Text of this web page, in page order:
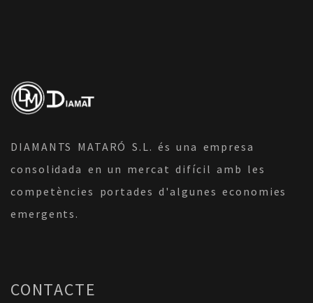
DIAMANTS MATARÓ S.L. és una empresa
consolidada en un mercat difícil amb les
competències portades d'algunes economies
emergents.
CONTACTE